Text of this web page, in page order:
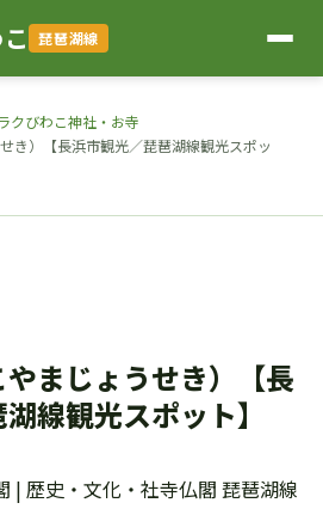
琵琶湖線
クびわこ神社・お寺
き）【長浜市観光／琵琶湖線観光スポッ
まじょうせき）【長
線観光スポット】
歴史・文化・社寺仏閣 琵琶湖線